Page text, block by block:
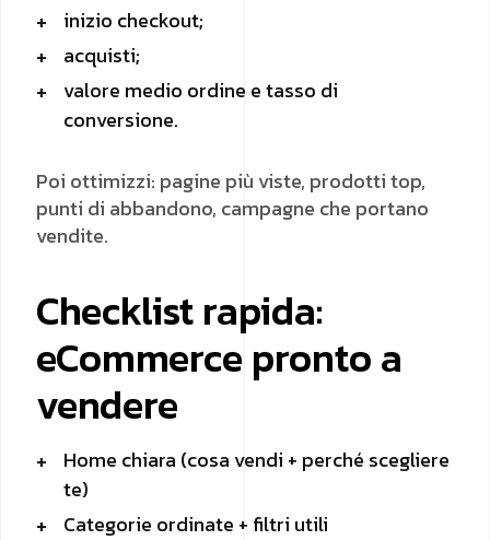
inizio checkout;
acquisti;
valore medio ordine e tasso di
conversione.
Poi ottimizzi: pagine più viste, prodotti top,
punti di abbandono, campagne che portano
vendite.
Checklist rapida:
eCommerce pronto a
vendere
Home chiara (cosa vendi + perché scegliere
te)
Categorie ordinate + filtri utili